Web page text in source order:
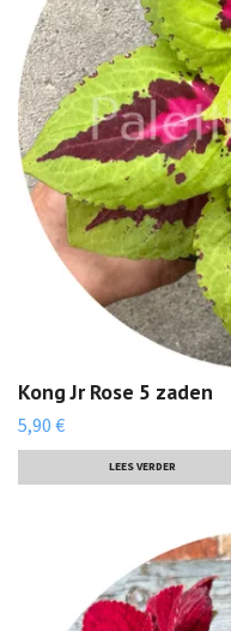
Kong Jr Rose 5 zaden
5,90 €
LEES VERDER